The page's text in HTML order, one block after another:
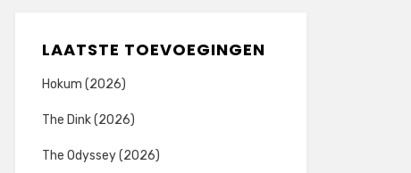
LAATSTE TOEVOEGINGEN
Hokum (2026)
The Dink (2026)
The Odyssey (2026)